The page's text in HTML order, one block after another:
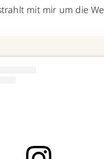
mit mir um die